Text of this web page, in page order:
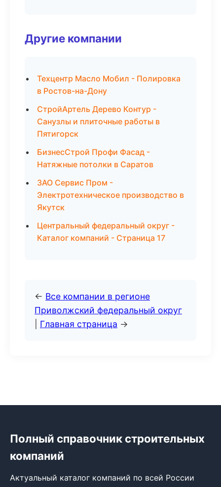
Другие компании
Техцентр Масло Мобил - Полировка
в Ростов-на-Дону
СтройАртель Дерево Контур -
Санузлы и плиточные работы в
Пятигорск
БизнесСтрой Профи Фасад -
Натяжные потолки в Саратов
ЗАО Сервис Пром -
Электротехническое производство в
Якутск
Центральный федеральный округ -
Каталог компаний - Страница 17
← Все компании в регионе
Приволжский федеральный округ
Главная страница →
Полный справочник строительных
компаний
Актуальный каталог компаний по всей России